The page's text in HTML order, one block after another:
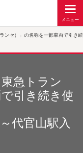
ンセ）」の名称を一部車両で引
急トラン
引き続き使
代官山駅入